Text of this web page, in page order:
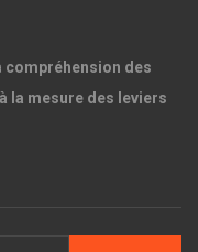
compréhension des
la mesure des leviers